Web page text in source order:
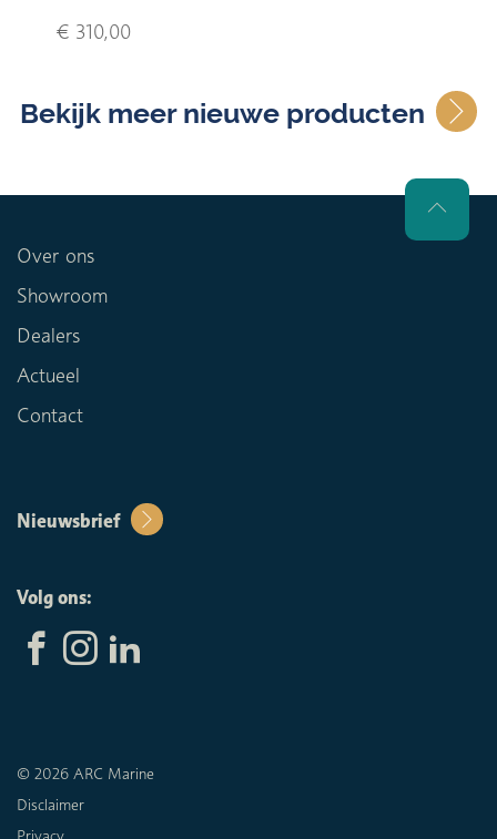
€ 310,00
Bekijk meer nieuwe producten
Over ons
Showroom
Dealers
Actueel
Contact
Nieuwsbrief
Volg ons:
© 2026 ARC Marine
Disclaimer
Privacy